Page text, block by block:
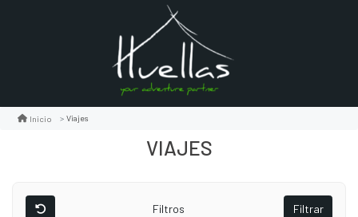
Inicio Viajes
VIAJES
Filtros Filtrar